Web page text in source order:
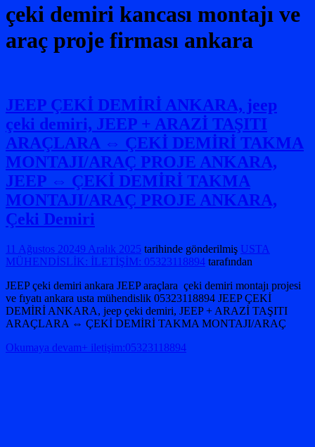
çeki demiri kancası montajı ve
araç proje firması ankara
JEEP ÇEKİ DEMİRİ ANKARA, jeep
çeki demiri, JEEP + ARAZİ TAŞITI
ARAÇLARA ⇔ ÇEKİ DEMİRİ TAKMA
MONTAJI/ARAÇ PROJE ANKARA,
JEEP ⇔ ÇEKİ DEMİRİ TAKMA
MONTAJI/ARAÇ PROJE ANKARA,
Çeki Demiri
11 Ağustos 20249 Aralık 2025 tarihinde gönderilmiş USTA
MÜHENDİSLİK: İLETİŞİM: 05323118894 tarafından
JEEP çeki demiri ankara JEEP araçlara çeki demiri montajı projesi
ve fıyatı ankara usta mühendislik 05323118894 JEEP ÇEKİ
DEMİRİ ANKARA, jeep çeki demiri, JEEP + ARAZİ TAŞITI
ARAÇLARA ⇔ ÇEKİ DEMİRİ TAKMA MONTAJI/ARAÇ
Okumaya devam+ iletişim:05323118894